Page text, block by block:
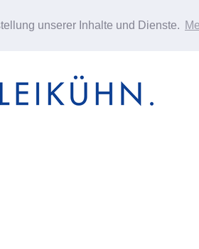
unserer Inhalte und Dienste.